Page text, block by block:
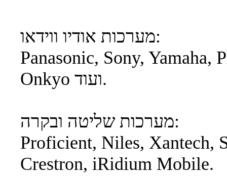
מערכות אודיו ווידאו:
Panasonic, Sony,
Onkyo ועוד.
מערכות שליטה ובקרה:
Proficient, Niles, Xantech,
Crestron, iRidium Mobile.